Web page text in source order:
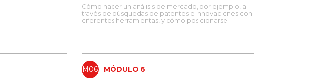
Cómo hacer un análisis de mercado, por ejemplo, a
través de búsquedas de patentes e innovaciones con
diferentes herramientas, y cómo posicionarse.
M06 MÓDULO 6